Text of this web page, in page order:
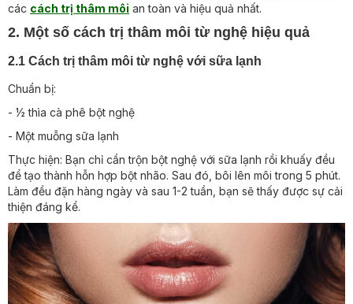
các cách trị thâm môi an toàn và hiệu quả nhất.
2. Một số cách trị thâm môi từ nghệ hiệu quả
2.1 Cách trị thâm môi từ nghệ với sữa lạnh
Chuẩn bị:
- ½ thìa cà phê bột nghệ
- Một muỗng sữa lạnh
Thực hiện: Bạn chỉ cần trộn bột nghệ với sữa lạnh rồi khuấy đều
để tạo thành hỗn hợp bột nhão. Sau đó, bôi lên môi trong 5 phút.
Làm đều đặn hàng ngày và sau 1-2 tuần, bạn sẽ thấy được sự cải
thiện đáng kể.